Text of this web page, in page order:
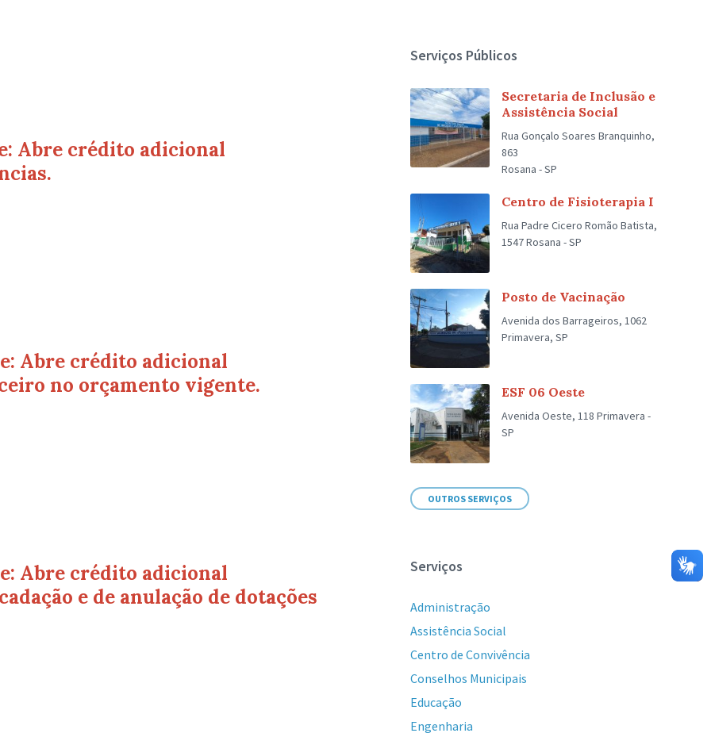
Abre crédito adicional
Abre crédito adicional
no orçamento vigente.
Abre crédito adicional
e de anulação de dotações
Serviços Públicos
Secretaria de Inclusão e
Assistência Social
Rua Gonçalo Soares Branquinho,
863
Rosana - SP
Centro de Fisioterapia I
Rua Padre Cicero Romão Batista,
1547 Rosana - SP
Posto de Vacinação
Avenida dos Barrageiros, 1062
Primavera, SP
ESF 06 Oeste
Avenida Oeste, 118 Primavera -
SP
OUTROS SERVIÇOS
Serviços
Administração
Assistência Social
Centro de Convivência
Conselhos Municipais
Educação
Engenharia